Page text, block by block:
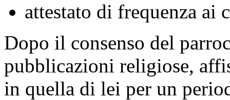
attestato di frequenza ai
Dopo il consenso del
pubblicazioni religiose,
in quella di lei per un